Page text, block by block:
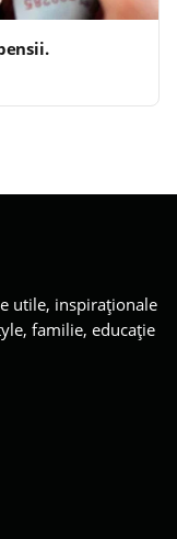
utile, inspiraționale
familie, educație